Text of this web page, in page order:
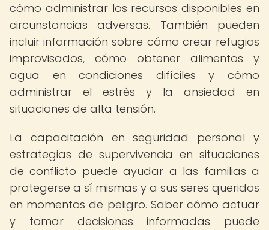
cómo administrar los recursos disponibles en
circunstancias adversas. También pueden
incluir información sobre cómo crear refugios
improvisados, cómo obtener alimentos y
agua en condiciones difíciles y cómo
administrar el estrés y la ansiedad en
situaciones de alta tensión.
La capacitación en seguridad personal y
estrategias de supervivencia en situaciones
de conflicto puede ayudar a las familias a
protegerse a sí mismas y a sus seres queridos
en momentos de peligro. Saber cómo actuar
y tomar decisiones informadas puede